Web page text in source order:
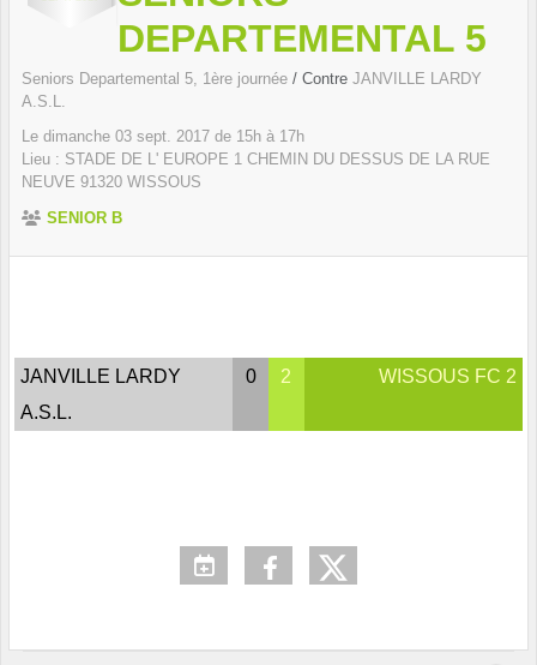
DEPARTEMENTAL 5
Seniors Departemental 5, 1ère journée / Contre JANVILLE LARDY
A.S.L.
Le dimanche 03 sept. 2017 de 15h à 17h
Lieu : STADE DE L' EUROPE 1 CHEMIN DU DESSUS DE LA RUE
NEUVE 91320 WISSOUS
SENIOR B
JANVILLE LARDY
A.S.L.
0 2 WISSOUS FC 2